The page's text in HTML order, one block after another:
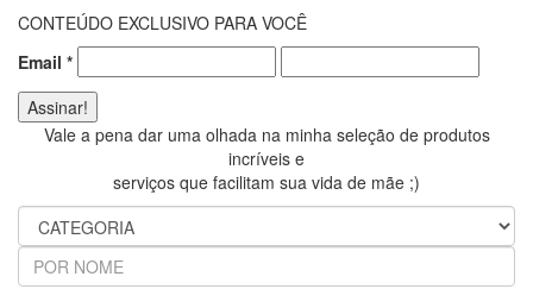
CONTEÚDO EXCLUSIVO PARA VOCÊ
Email *
Vale a pena dar uma olhada na minha seleção de produtos
incríveis e
serviços que facilitam sua vida de mãe ;)